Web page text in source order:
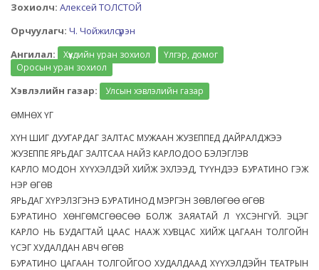
Зохиолч: Алексей ТОЛСТОЙ
Орчуулагч: Ч. Чойжилсүрэн
Ангилал:
Хүүхдийн уран зохиол
Үлгэр, домог
Оросын уран зохиол
Хэвлэлийн газар:
Улсын хэвлэлийн газар
ӨМНӨХ ҮГ
XYH ШИГ ДУУГАРДАГ ЗАЛТАС МУЖААН ЖУЗЕППЕД ДАЙРАЛДЖЭЭ
ЖУЗЕППЕ ЯРЬДАГ ЗАЛТСАА НАЙЗ КАРЛОДОО БЭЛЭГЛЭВ
КАРЛО МОДОН ХҮҮХЭЛДЭЙ ХИЙЖ ЭХЛЭЭД, ТҮҮНДЭЭ БУРАТИНО ГЭЖ
НЭР ӨГӨВ
ЯРЬДАГ ХҮРЭЛЗГЭНЭ БУРАТИНОД МЭРГЭН ЗӨВЛӨГӨӨ ӨГӨВ
БУРАТИНО ХӨНГӨМСГӨӨСӨӨ БОЛЖ ЗАЯАТАЙ Л ҮХСЭНГҮЙ. ЭЦЭГ
КАРЛО НЬ БУДАГТАЙ ЦААС НААЖ ХУВЦАС ХИЙЖ ЦАГААН ТОЛГОЙН
ҮСЭГ ХУДАЛДАН АВЧ ӨГӨВ
БУРАТИНО ЦАГААН ТОЛГОЙГОО ХУДАЛДААД ХҮҮХЭЛДЭЙН ТЕАТРЫН